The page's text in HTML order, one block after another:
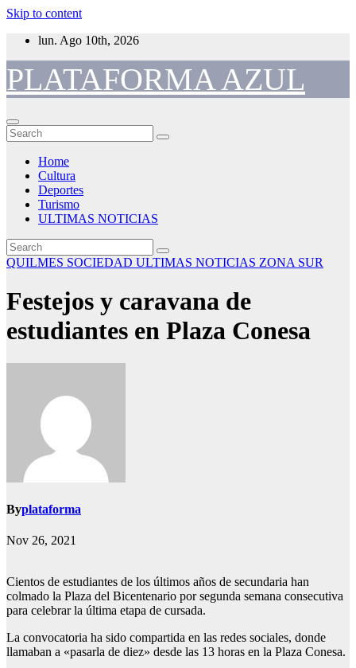
Skip to content
lun. Ago 10th, 2026
PLATAFORMA AZUL
Home
Cultura
Deportes
Turismo
ULTIMAS NOTICIAS
QUILMES SOCIEDAD ULTIMAS NOTICIAS ZONA SUR
Festejos y caravana de
estudiantes en Plaza Conesa
Byplataforma
Nov 26, 2021
Cientos de estudiantes de los últimos años de secundaria han
colmado la Plaza del Bicentenario por segunda semana consecutiva
para celebrar la última etapa de cursada.
La convocatoria ha sido compartida en las redes sociales, donde
llamaban a «pasarla de diez» desde las 13 horas en la Plaza Conesa.